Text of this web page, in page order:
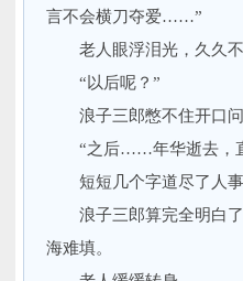
言不会横刀夺爱……”
老人眼浮泪光，久久不
“以后呢？”
浪子三郎憋不住开口问
“之后……年华逝去，直
短短几个字道尽了人事
浪子三郎算完全明白了“
海难填。